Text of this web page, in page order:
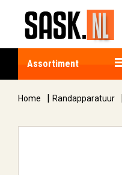
Assortiment
Home | Randapparatuur